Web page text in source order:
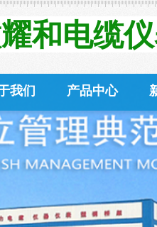
和电缆仪
和电缆
Anhui Yaohe Cable
我们 产品中心